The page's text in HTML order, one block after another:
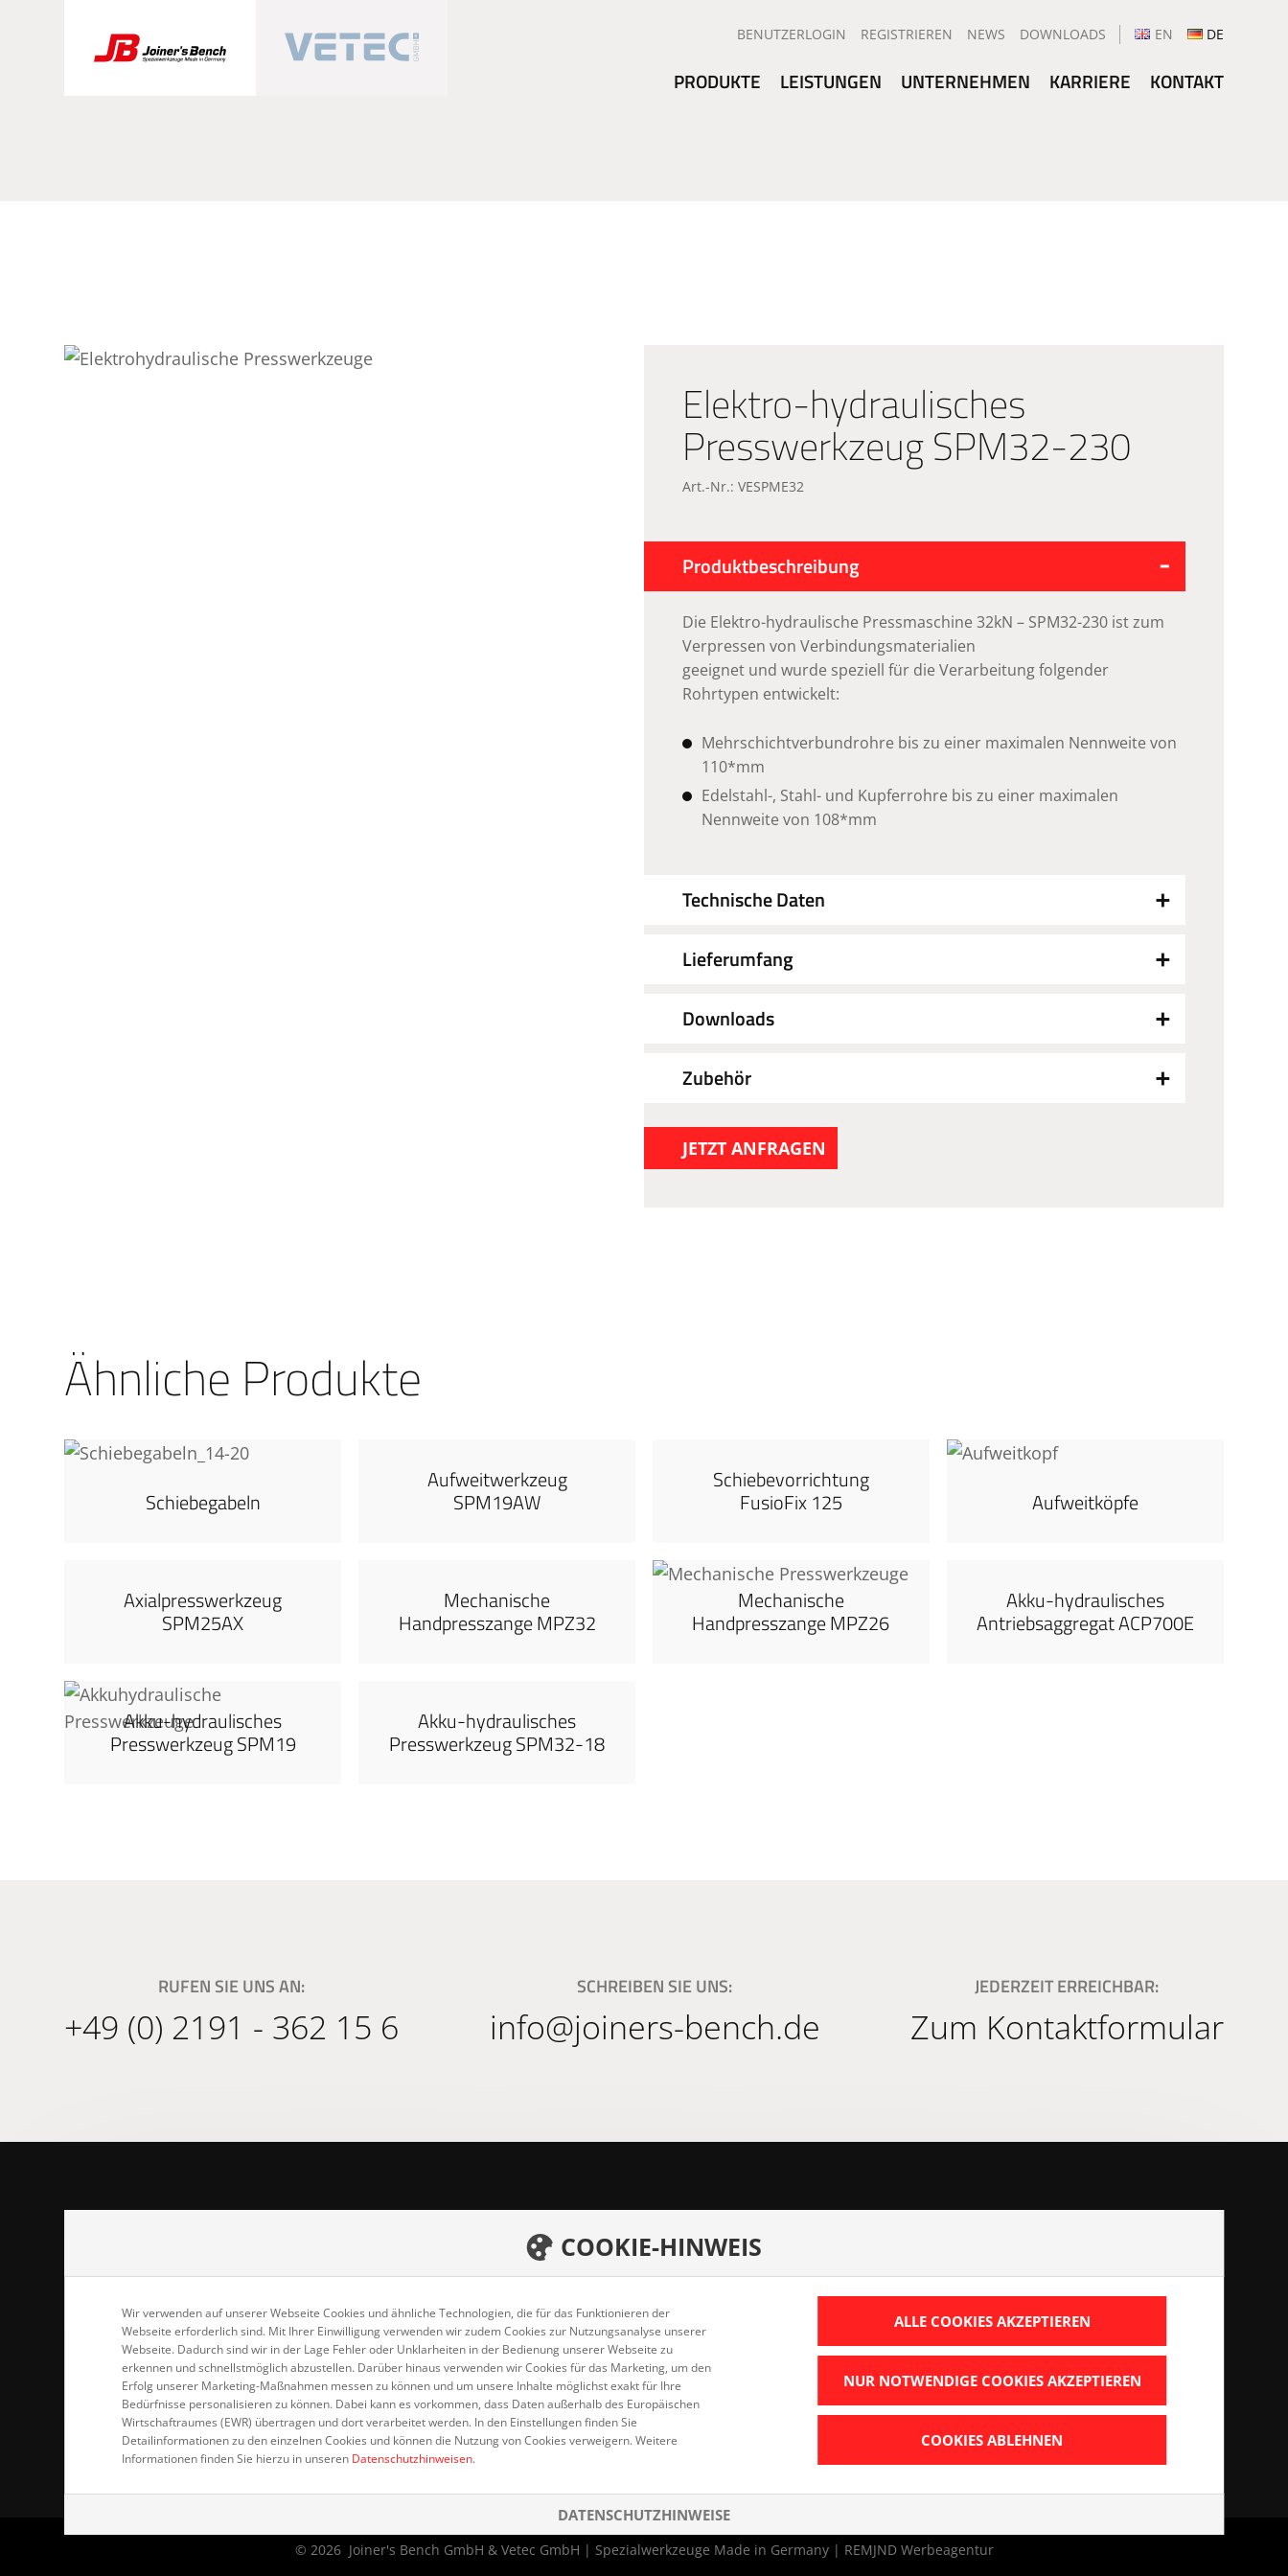
BENUTZERLOGIN REGISTRIEREN NEWS DOWNLOADS EN DE
PRODUKTE LEISTUNGEN UNTERNEHMEN KARRIERE KONTAKT
Elektro-hydraulisches
Presswerkzeug SPM32-230
Art.-Nr.: VESPME32
Produktbeschreibung
Die Elektro-hydraulische Pressmaschine 32kN – SPM32-230 ist zum
Verpressen von Verbindungsmaterialien
geeignet und wurde speziell für die Verarbeitung folgender
Rohrtypen entwickelt:
Mehrschichtverbundrohre bis zu einer maximalen Nennweite von
110*mm
Edelstahl-, Stahl- und Kupferrohre bis zu einer maximalen
Nennweite von 108*mm
Technische Daten
Lieferumfang
Downloads
Zubehör
JETZT ANFRAGEN
Ähnliche Produkte
Schiebegabeln
Aufweitwerkzeug
SPM19AW
Schiebevorrichtung
FusioFix 125 Aufweitköpfe
Axialpresswerkzeug
SPM25AX
Mechanische
Handpresszange MPZ32
Mechanische
Handpresszange MPZ26
Akku-hydraulisches
Antriebsaggregat ACP700E
Akku-hydraulisches
Presswerkzeug SPM19
Akku-hydraulisches
Presswerkzeug SPM32-18
RUFEN SIE UNS AN:
+49 (0) 2191 - 362 15 6
SCHREIBEN SIE UNS:
info@joiners-bench.de
JEDERZEIT ERREICHBAR:
Zum Kontaktformular
Vetec GmbH
Taubenstrasse 5
42857 Remscheid
42859 Remscheid
Startseite
Leistungen
Unternehmen
Kontakt
Datenschutz
Impressum
© 2026 Joiner's Bench GmbH & Vetec GmbH | Spezialwerkzeuge Made in Germany| REMJND Werbeagentur
COOKIE-HINWEIS
Wir verwenden auf unserer Webseite Cookies und ähnliche Technologien, die für das Funktionieren der
Webseite erforderlich sind. Mit Ihrer Einwilligung verwenden wir zudem Cookies zur Nutzungsanalyse unserer
Webseite. Dadurch sind wir in der Lage Fehler oder Unklarheiten in der Bedienung unserer Webseite zu
erkennen und schnellstmöglich abzustellen. Darüber hinaus verwenden wir Cookies für das Marketing, um den
Erfolg unserer Marketing-Maßnahmen messen zu können und um unsere Inhalte möglichst exakt für Ihre
Bedürfnisse personalisieren zu können. Dabei kann es vorkommen, dass Daten außerhalb des Europäischen
Wirtschaftraumes (EWR) übertragen und dort verarbeitet werden. In den Einstellungen finden Sie
Detailinformationen zu den einzelnen Cookies und können die Nutzung von Cookies verweigern. Weitere
Informationen finden Sie hierzu in unseren Datenschutzhinweisen.
ALLE COOKIES AKZEPTIEREN
NUR NOTWENDIGE COOKIES AKZEPTIEREN
COOKIES ABLEHNEN
DATENSCHUTZHINWEISE